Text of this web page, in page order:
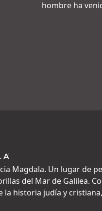
hombre ha
Magdala. Un lugar de
del Mar de Galilea.
la historia judía y